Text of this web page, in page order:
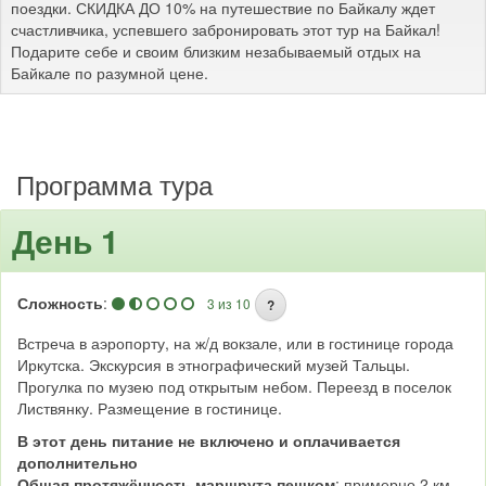
поездки. СКИДКА ДО 10% на путешествие по Байкалу ждет
счастливчика, успевшего забронировать этот тур на Байкал!
Подарите себе и своим близким незабываемый отдых на
Байкале по разумной цене.
Программа тура
День 1
Сложность: 3 из 10 ?
Встреча в аэропорту, на ж/д вокзале, или в гостинице города
Иркутска. Экскурсия в этнографический музей Тальцы.
Прогулка по музею под открытым небом. Переезд в поселок
Листвянку. Размещение в гостинице.
В этот день питание не включено и оплачивается
дополнительно